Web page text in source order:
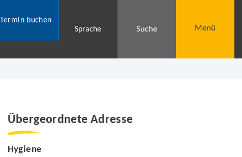
Termin buchen
Sprache
Suche Menü
Übergeordnete Adresse
Hygiene